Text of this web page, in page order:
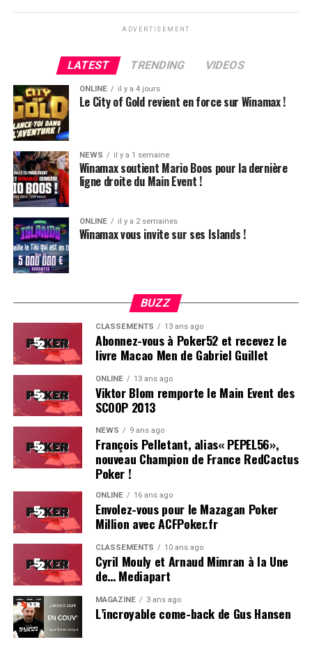
peine une BB, qu’il perdra le coup suivant contre le
même adversaire.
Ludovic Soleau sort donc à la troisième place, pour un
joli gain de 15720€ !
Place au heads-up final.
Soleau à gauche, sorti par Logghe au centre
ADVERTISEMENT
LATEST TRENDING VIDEOS
ONLINE il y a 4 jours
Le City of Gold revient en force sur Winamax !
NEWS il y a 1 semaine
Winamax soutient Mario Boos pour la dernière
ligne droite du Main Event !
ONLINE il y a 2 semaines
Winamax vous invite sur ses Islands !
BUZZ
CLASSEMENTS 13 ans ago
Abonnez-vous à Poker52 et recevez le
livre Macao Men de Gabriel Guillet
ONLINE 13 ans ago
Viktor Blom remporte le Main Event des
SCOOP 2013
NEWS 9 ans ago
François Pelletant, alias« PEPEL56»,
nouveau Champion de France RedCactus
Poker !
ONLINE 16 ans ago
Envolez-vous pour le Mazagan Poker
Million avec ACFPoker.fr
CLASSEMENTS 10 ans ago
Cyril Mouly et Arnaud Mimran à la Une
de… Mediapart
MAGAZINE 3 ans ago
L’incroyable come-back de Gus Hansen